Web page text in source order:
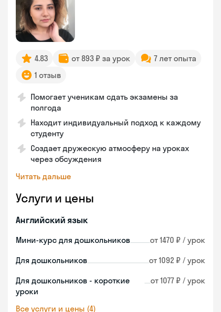
4.83 от 893 ₽ за урок
7 лет опыта
1 отзыв
Помогает ученикам сдать экзамены за
полгода
Находит индивидуальный подход к каждому
студенту
Создает дружескую атмосферу на уроках
через обсуждения
Читать дальше
Услуги и цены
Английский язык
Мини-курс для дошкольников от 1470 ₽ / урок
Для дошкольников от 1092 ₽ / урок
Для дошкольников - короткие
уроки
от 1077 ₽ / урок
Все услуги и цены (4)